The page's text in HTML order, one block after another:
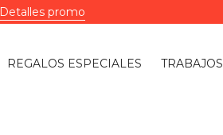
Detalles promo
REGALOS ESPECIALES TRABAJOS